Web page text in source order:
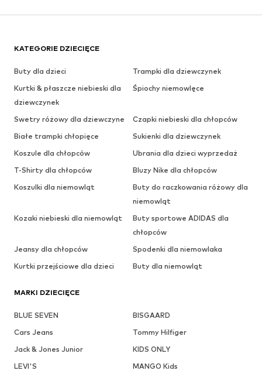
KATEGORIE DZIECIĘCE
Buty dla dzieci
Trampki dla dziewczynek
Kurtki & płaszcze niebieski dla
dziewczynek
Śpiochy niemowlęce
Swetry różowy dla dziewczyne
Czapki niebieski dla chłopców
Białe trampki chłopięce
Sukienki dla dziewczynek
Koszule dla chłopców
Ubrania dla dzieci wyprzedaż
T-Shirty dla chłopców
Bluzy Nike dla chłopców
Koszulki dla niemowląt
Buty do raczkowania różowy dla
niemowląt
Kozaki niebieski dla niemowląt
Buty sportowe ADIDAS dla
chłopców
Jeansy dla chłopców
Spodenki dla niemowlaka
Kurtki przejściowe dla dzieci
Buty dla niemowląt
MARKI DZIECIĘCE
BLUE SEVEN
BISGAARD
Cars Jeans
Tommy Hilfiger
Jack & Jones Junior
KIDS ONLY
LEVI'S
MANGO Kids